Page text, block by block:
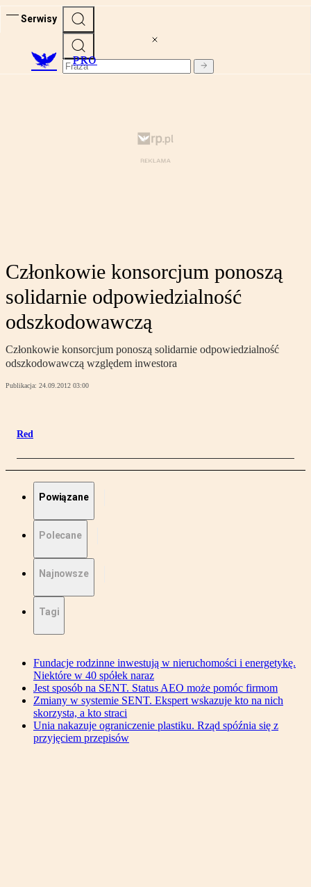
Serwisy
PRO
Członkowie konsorcjum ponoszą
solidarnie odpowiedzialność
odszkodowawczą
Członkowie konsorcjum ponoszą solidarnie odpowiedzialność
odszkodowawczą względem inwestora
Publikacja: 24.09.2012 03:00
Red
Powiązane
Polecane
Najnowsze
Tagi
Fundacje rodzinne inwestują w nieruchomości i energetykę.
Niektóre w 40 spółek naraz
Jest sposób na SENT. Status AEO może pomóc firmom
Zmiany w systemie SENT. Ekspert wskazuje kto na nich
skorzysta, a kto straci
Unia nakazuje ograniczenie plastiku. Rząd spóźnia się z
przyjęciem przepisów